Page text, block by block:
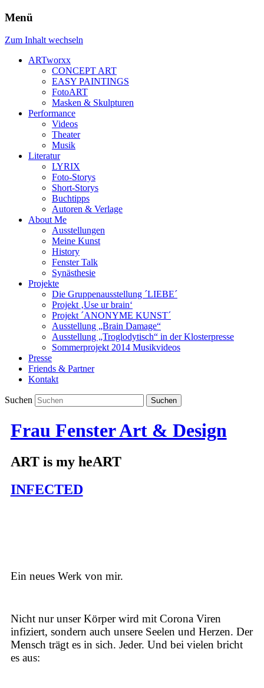
Menü
Zum Inhalt wechseln
ARTworxx
CONCEPT ART
EASY PAINTINGS
FotoART
Masken & Skulpturen
Performance
Videos
Theater
Musik
Literatur
LYRIX
Foto-Storys
Short-Storys
Buchtipps
Autoren & Verlage
About Me
Ausstellungen
Meine Kunst
History
Fenster Talk
Synästhesie
Projekte
Die Gruppenausstellung ´LIEBE´
Projekt ‚Use ur brain‘
Projekt ´ANONYME KUNST´
Ausstellung „Brain Damage“
Ausstellung „Troglodytisch“ in der Klosterpresse
Sommerprojekt 2014 Musikvideos
Presse
Friends & Partner
Kontakt
Suchen
Frau Fenster Art & Design
ART is my heART
INFECTED
Ein neues Werk von mir.
Nicht nur unser Körper wird mit Corona Viren
infiziert, sondern auch unsere Seelen und Herzen. Der
Mensch trägt es in sich. Jeder. Und bei vielen bricht
es aus: